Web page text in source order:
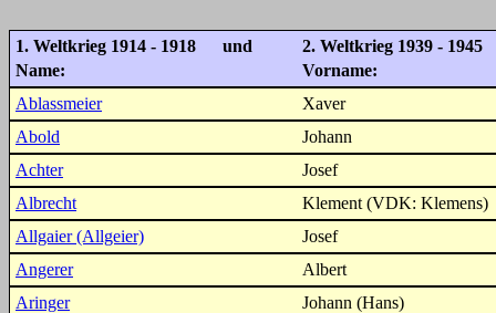
1. Weltkrieg 1914 - 1918 und
2. Weltkrieg 1939 - 1945
Name:
Vorname:
Ablassmeier
Xaver
Abold
Johann
Achter
Josef
Albrecht
Klement (VDK: Klemens)
Allgaier (Allgeier)
Josef
Angerer
Albert
Aringer
Johann (Hans)